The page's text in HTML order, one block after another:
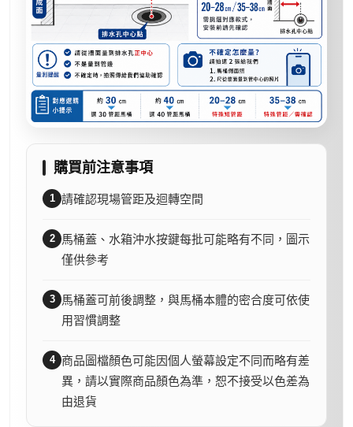
購買前注意事項
1 請確認現場管距及迴轉空間
2
馬桶蓋、水箱沖水按鍵每批可能略有不同，圖示
僅供參考
3
馬桶蓋可前後調整，與馬桶本體的密合度可依使
用習慣調整
4
商品圖檔顏色可能因個人螢幕設定不同而略有差
異，請以實際商品顏色為準，恕不接受以色差為
由退貨